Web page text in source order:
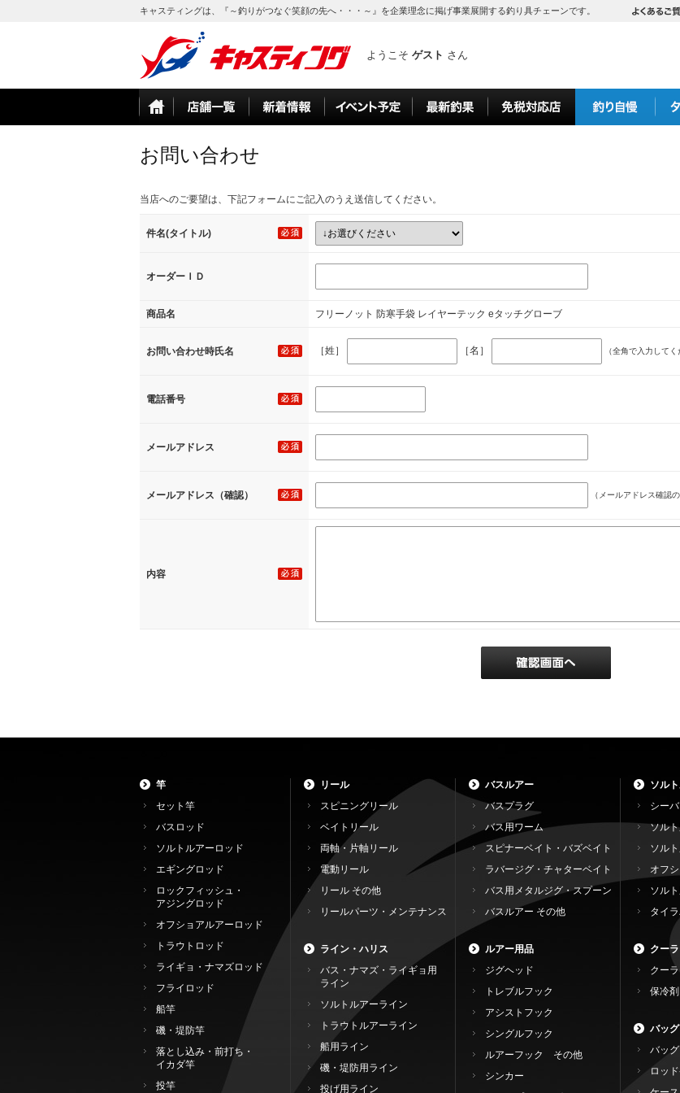
キャスティングは、『～釣りがつなぐ笑顔の先へ・・・～』を企業理念に掲げ事業展開する釣り具チェーンです。
ようこそ ゲスト さん
お問い合わせ
当店へのご要望は、下記フォームにご記入のうえ送信してください。
件名(タイトル)
オーダーＩＤ
商品名 フリーノット 防寒手袋 レイヤーテック eタッチグローブ
お問い合わせ時氏名 ［姓］ ［名］ （全角で入力してく
電話番号
メールアドレス
メールアドレス（確認） （メールアドレス確認
内容
竿
セット竿
バスロッド
ソルトルアーロッド
エギングロッド
ロックフィッシュ・
アジングロッド
オフショアルアーロッド
トラウトロッド
ライギョ・ナマズロッド
フライロッド
船竿
磯・堤防竿
落とし込み・前打ち・
イカダ竿
投竿
リール
スピニングリール
ベイトリール
両軸・片軸リール
電動リール
リール その他
リールパーツ・メンテナンス
ライン・ハリス
バス・ナマズ・ライギョ用
ライン
ソルトルアーライン
トラウトルアーライン
船用ライン
磯・堤防用ライン
投げ用ライン
バスルアー
バスプラグ
バス用ワーム
スピナーベイト・バズベイト
ラバージグ・チャターベイト
バス用メタルジグ・スプーン
バスルアー その他
ルアー用品
ジグヘッド
トレブルフック
アシストフック
シングルフック
ルアーフック その他
シンカー
ソル
シー
ソル
ソル
オフ
ソル
タイ
クー
クー
保冷
バッ
バッ
ロッ